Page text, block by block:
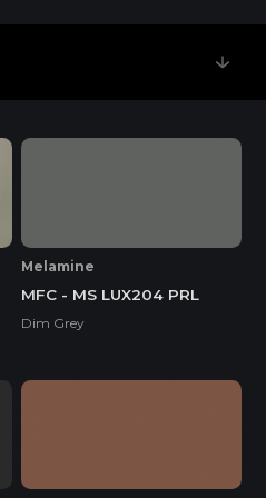
Melamine
MFC - MS LUX204 PRL
Dim Grey